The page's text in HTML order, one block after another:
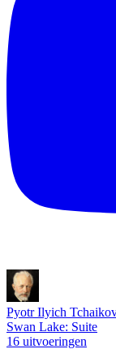
Pyotr Ilyich
Swan Lake: Suite
16 uitvoeringen